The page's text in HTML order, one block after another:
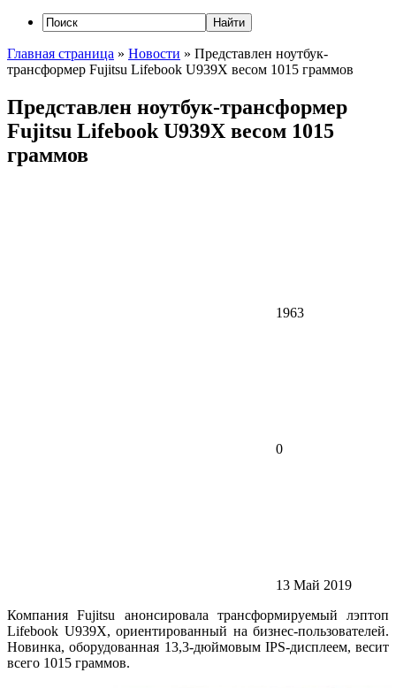
Главная страница » Новости » Представлен ноутбук-
трансформер Fujitsu Lifebook U939X весом 1015 граммов
Представлен ноутбук-трансформер
Fujitsu Lifebook U939X весом 1015
граммов
1963
0
13 Май 2019
Компания Fujitsu анонсировала трансформируемый лэптоп
Lifebook U939X, ориентированный на бизнес-пользователей.
Новинка, оборудованная 13,3-дюймовым IPS-дисплеем, весит
всего 1015 граммов.